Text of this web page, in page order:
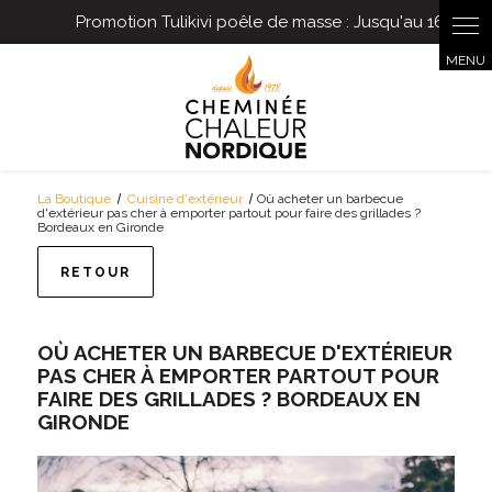
La Boutique Cuisine d'extérieur
Où acheter un barbecue
d'extérieur pas cher à emporter partout pour faire des grillades ?
Bordeaux en Gironde
RETOUR
OÙ ACHETER UN BARBECUE D'EXTÉRIEUR
PAS CHER À EMPORTER PARTOUT POUR
FAIRE DES GRILLADES ? BORDEAUX EN
GIRONDE